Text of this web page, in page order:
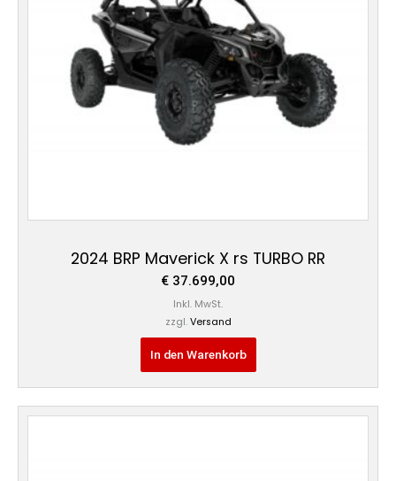
2024 BRP Maverick X rs TURBO RR
€ 37.699,00
Inkl. MwSt.
zzgl. Versand
In den Warenkorb